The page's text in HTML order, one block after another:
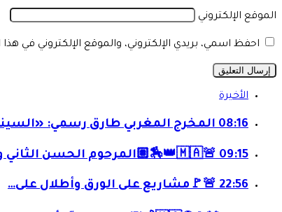
الموقع الإلكتروني
احفظ اسمي، بريدي الإلكتروني، والموقع الإلكتروني في
الأخيرة
08:16المخرج المغربي طارق رسمي:
09:15🚨🇲🇦👑🏇🏽المرحوم الحسن الثاني وصهوة التبوريدة:…
22:56🚨🚩مشاريع على الورق وأطلال على…